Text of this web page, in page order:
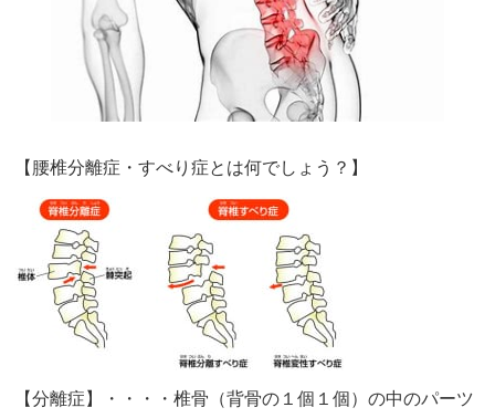
【腰椎分離症・すべり症とは何でしょう？】
【分離症】・・・・椎骨（背骨の１個１個）の中のパーツ